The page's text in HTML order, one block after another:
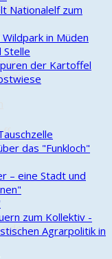
-
Nationalelf zum
in Müden
Stelle
der Kartoffel
das "Funkloch"
– eine Stadt und
zum Kollektiv -
Agrarpolitik in